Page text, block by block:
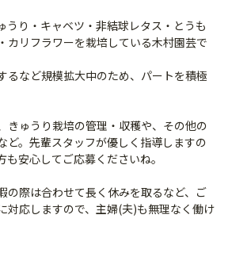
うり・キャベツ・非結球レタス・とうも
カリフラワーを栽培している木村園芸で
るなど規模拡大中のため、パートを積極
きゅうり栽培の管理・収穫や、その他の
ど。先輩スタッフが優しく指導しますの
安心してご応募くださいね。
の際は合わせて長く休みを取るなど、ご
対応しますので、主婦(夫)も無理なく働け